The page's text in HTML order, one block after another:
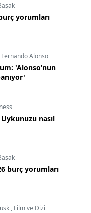
yorumları
Fernando Alonso
'Alonso’nun
nasıl
burç yorumları
, Film ve Dizi